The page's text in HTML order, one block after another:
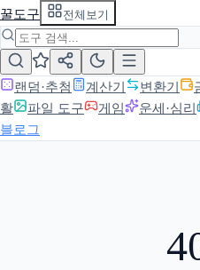
꿀도구 전체보기
랜덤·추첨 계산기 변환기
활
파일 도구 게임 운세·심리
블로그